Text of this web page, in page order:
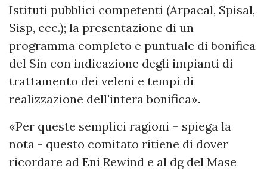
Istituti pubblici competenti (Arpacal, Spisal,
Sisp, ecc.); la presentazione di un
programma completo e puntuale di bonifica
del Sin con indicazione degli impianti di
trattamento dei veleni e tempi di
realizzazione dell'intera bonifica».
«Per queste semplici ragioni – spiega la
nota - questo comitato ritiene di dover
ricordare ad Eni Rewind e al dg del Mase